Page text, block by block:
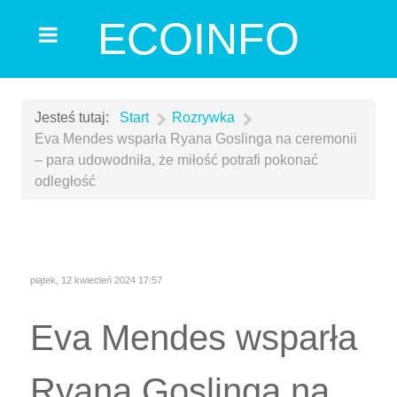
ECOINFO
Jesteś tutaj: Start
Rozrywka
Eva Mendes wsparła Ryana Goslinga na ceremonii
– para udowodniła, że miłość potrafi pokonać
odległość
piątek, 12 kwiecień 2024 17:57
Eva Mendes wsparła